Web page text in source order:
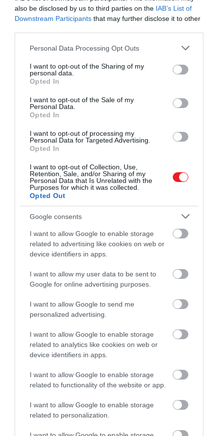
also be disclosed by us to third parties on the IAB’s List of
Downstream Participants that may further disclose it to other
Please note that this website/app uses one or more Google
not limited to your visit or usage behaviour. You may click to
grant or deny consent to Google and its third-party tags to
use your data for below specified purposes in below Google
consent section.
Personal Data Processing Opt Outs
I want to opt-out of the Sharing of my
personal data.
Opted In
I want to opt-out of the Sale of my
Personal Data.
Opted In
I want to opt-out of processing my
Personal Data for Targeted Advertising.
Opted In
I want to opt-out of Collection, Use,
Retention, Sale, and/or Sharing of my
Personal Data that Is Unrelated with the
Purposes for which it was collected.
Opted Out
Google consents
I want to allow Google to enable storage
related to advertising like cookies on web or
device identifiers in apps.
I want to allow my user data to be sent to
Google for online advertising purposes.
I want to allow Google to send me
personalized advertising.
I want to allow Google to enable storage
related to analytics like cookies on web or
device identifiers in apps.
I want to allow Google to enable storage
related to functionality of the website or app.
I want to allow Google to enable storage
related to personalization.
A csillagok életük során hatalmas magfúziós
kemencékként működnek, amelyek könnyebb
például szenet és uránt termelve.
A csillagok életének végén, amikor a fúzióhoz
szükséges nyersanyagok elfogynak, megkezdődik a
magjuk összeomlása. A legnagyobb tömegű
csillagokban ez hatalmas szupernóva-robbanásokat
vált ki, amelyek a csillagok által létrehozott
elemeket az űrbe lövik.
Ezek az elemek végül eljutnak a csillagközi
közegbe, ahol a nem illékony elemek nagy része
csillagporrá kondenzálódik. Míg ennek az anyagnak
egy része megsemmisül, a maradék végül beépül a
csillagok következő generációjába, valamint a
körülöttük kialakuló bolygórendszerekbe.
Ez a folyamat a mi térségünkben több mint 4,6
milliárd évvel a Nap és bolygói kialakulása előtt
zajlott le. Mivel ez a Naprendszer kialakulása előtt
történt, a tudósok ezt az anyagot „preszoláris
szemcséknek" nevezik.
A szuperóriás csillagokban szintetizálódó elemek
szokatlan izotópmintázatúak, amelyek nem
Mivel az üstökösök és a meteoritok idejük nagy
részét a Naptól távol töltik, az őket alkotó anyagot
viszonylag érintetlenül hagyja a napsugárzás, és
továbbra is jól reprezentálja azt az anyagot, amelyből
Ez azt jelenti, hogy a tudósok a meteoritokban és